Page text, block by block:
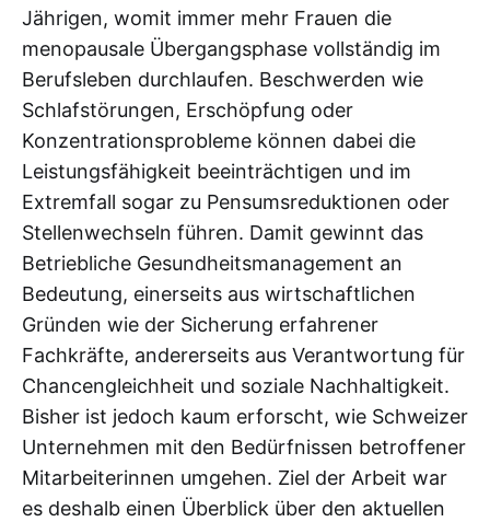
Jährigen, womit immer mehr Frauen die
menopausale Übergangsphase vollständig im
Berufsleben durchlaufen. Beschwerden wie
Schlafstörungen, Erschöpfung oder
Konzentrationsprobleme können dabei die
Leistungsfähigkeit beeinträchtigen und im
Extremfall sogar zu Pensumsreduktionen oder
Stellenwechseln führen. Damit gewinnt das
Betriebliche Gesundheitsmanagement an
Bedeutung, einerseits aus wirtschaftlichen
Gründen wie der Sicherung erfahrener
Fachkräfte, andererseits aus Verantwortung für
Chancengleichheit und soziale Nachhaltigkeit.
Bisher ist jedoch kaum erforscht, wie Schweizer
Unternehmen mit den Bedürfnissen betroffener
Mitarbeiterinnen umgehen. Ziel der Arbeit war
es deshalb einen Überblick über den aktuellen